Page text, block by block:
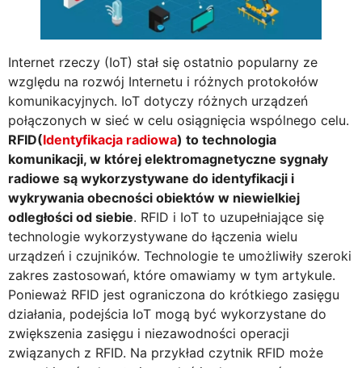
Internet rzeczy (IoT) stał się ostatnio popularny ze
względu na rozwój Internetu i różnych protokołów
komunikacyjnych. IoT dotyczy różnych urządzeń
połączonych w sieć w celu osiągnięcia wspólnego celu.
RFID(Identyfikacja radiowa) to technologia
komunikacji, w której elektromagnetyczne sygnały
radiowe są wykorzystywane do identyfikacji i
wykrywania obecności obiektów w niewielkiej
odległości od siebie. RFID i IoT to uzupełniające się
technologie wykorzystywane do łączenia wielu
urządzeń i czujników. Technologie te umożliwiły szeroki
zakres zastosowań, które omawiamy w tym artykule.
Ponieważ RFID jest ograniczona do krótkiego zasięgu
działania, podejścia IoT mogą być wykorzystane do
zwiększenia zasięgu i niezawodności operacji
związanych z RFID. Na przykład czytnik RFID może